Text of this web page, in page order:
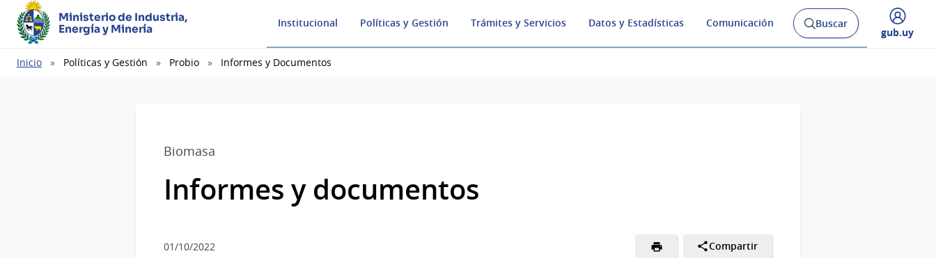
Ministerio de Industria,
Energía y Minería
Institucional Políticas y Gestión Trámites y Servicios Datos y Estadísticas Comunicación
Abrir
buscador
Buscar
Desplegar
gub.uy
Ruta
Inicio Políticas y Gestión Probio Informes y Documentos
Biomasa
Informes y documentos
01/10/2022 Compartir